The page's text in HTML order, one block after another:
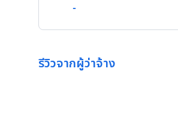
-
รีวิวจากผู้ว่าจ้าง